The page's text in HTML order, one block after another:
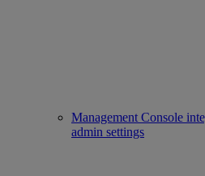
Management Console
admin settings